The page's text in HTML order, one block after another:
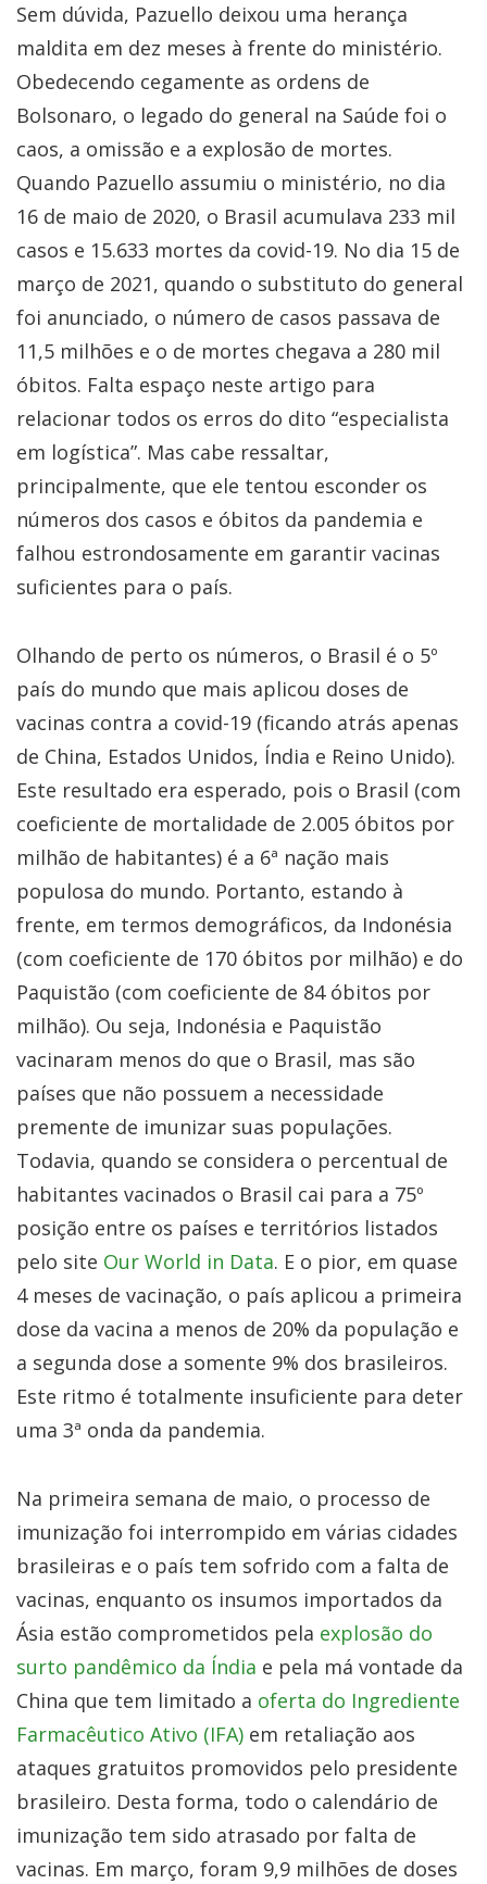
Sem dúvida, Pazuello deixou uma herança
maldita em dez meses à frente do ministério.
Obedecendo cegamente as ordens de
Bolsonaro, o legado do general na Saúde foi o
caos, a omissão e a explosão de mortes.
Quando Pazuello assumiu o ministério, no dia
16 de maio de 2020, o Brasil acumulava 233 mil
casos e 15.633 mortes da covid-19. No dia 15 de
março de 2021, quando o substituto do general
foi anunciado, o número de casos passava de
11,5 milhões e o de mortes chegava a 280 mil
óbitos. Falta espaço neste artigo para
relacionar todos os erros do dito “especialista
em logística”. Mas cabe ressaltar,
principalmente, que ele tentou esconder os
números dos casos e óbitos da pandemia e
falhou estrondosamente em garantir vacinas
suficientes para o país.
Olhando de perto os números, o Brasil é o 5º
país do mundo que mais aplicou doses de
vacinas contra a covid-19 (ficando atrás apenas
de China, Estados Unidos, Índia e Reino Unido).
Este resultado era esperado, pois o Brasil (com
coeficiente de mortalidade de 2.005 óbitos por
milhão de habitantes) é a 6ª nação mais
populosa do mundo. Portanto, estando à
frente, em termos demográficos, da Indonésia
(com coeficiente de 170 óbitos por milhão) e do
Paquistão (com coeficiente de 84 óbitos por
milhão). Ou seja, Indonésia e Paquistão
vacinaram menos do que o Brasil, mas são
países que não possuem a necessidade
premente de imunizar suas populações.
Todavia, quando se considera o percentual de
habitantes vacinados o Brasil cai para a 75º
posição entre os países e territórios listados
pelo site Our World in Data. E o pior, em quase
4 meses de vacinação, o país aplicou a primeira
dose da vacina a menos de 20% da população e
a segunda dose a somente 9% dos brasileiros.
Este ritmo é totalmente insuficiente para deter
uma 3ª onda da pandemia.
Na primeira semana de maio, o processo de
imunização foi interrompido em várias cidades
brasileiras e o país tem sofrido com a falta de
vacinas, enquanto os insumos importados da
Ásia estão comprometidos pela explosão do
surto pandêmico da Índia e pela má vontade da
China que tem limitado a oferta do Ingrediente
Farmacêutico Ativo (IFA) em retaliação aos
ataques gratuitos promovidos pelo presidente
brasileiro. Desta forma, todo o calendário de
imunização tem sido atrasado por falta de
vacinas. Em março, foram 9,9 milhões de doses